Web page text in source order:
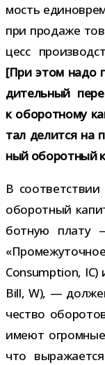
мость
при про­даже
цесс
[При этом надо
ди­тель­ный
к обо­рот­ному
тал делится на
ный обо­рот­ный
В
обо­рот­ный
бот­ную плату
Consumption,
Bill, W), —
че­ство
имеют
что